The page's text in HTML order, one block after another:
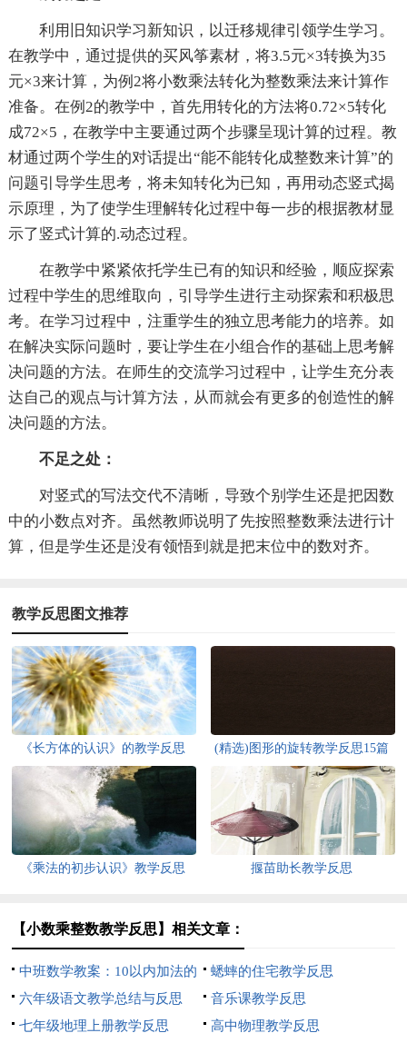
利用旧知识学习新知识，以迁移规律引领学生学习。
在教学中，通过提供的买风筝素材，将3.5元×3转换为35
元×3来计算，为例2将小数乘法转化为整数乘法来计算作
准备。在例2的教学中，首先用转化的方法将0.72×5转化
成72×5，在教学中主要通过两个步骤呈现计算的过程。教
材通过两个学生的对话提出“能不能转化成整数来计算”的
问题引导学生思考，将未知转化为已知，再用动态竖式揭
示原理，为了使学生理解转化过程中每一步的根据教材显
示了竖式计算的.动态过程。
在教学中紧紧依托学生已有的知识和经验，顺应探索
过程中学生的思维取向，引导学生进行主动探索和积极思
考。在学习过程中，注重学生的独立思考能力的培养。如
在解决实际问题时，要让学生在小组合作的基础上思考解
决问题的方法。在师生的交流学习过程中，让学生充分表
达自己的观点与计算方法，从而就会有更多的创造性的解
决问题的方法。
不足之处：
对竖式的写法交代不清晰，导致个别学生还是把因数
中的小数点对齐。虽然教师说明了先按照整数乘法进行计
算，但是学生还是没有领悟到就是把末位中的数对齐。
教学反思图文推荐
《长方体的认识》的教学反思 (精选)图形的旋转教学反思15篇
《乘法的初步认识》教学反思 揠苗助长教学反思
【小数乘整数教学反思】相关文章：
中班数学教案：10以内加法的
运算教案及教学反思
蟋蟀的住宅教学反思
六年级语文教学总结与反思
音乐课教学反思
七年级地理上册教学反思
高中物理教学反思